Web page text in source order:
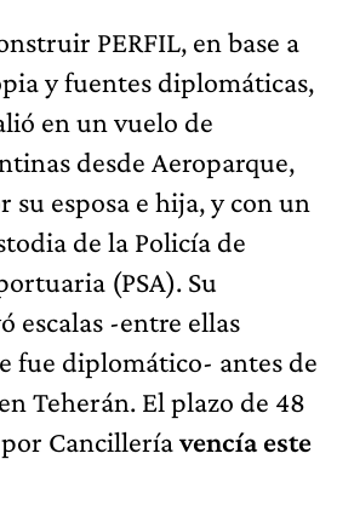
PERFIL, en base a
y fuentes diplomáticas,
en un vuelo de
desde Aeroparque,
su esposa e hija, y con un
de la Policía de
(PSA). Su
escalas -entre ellas
fue diplomático- antes de
Teherán. El plazo de 48
Cancilleríavencía este